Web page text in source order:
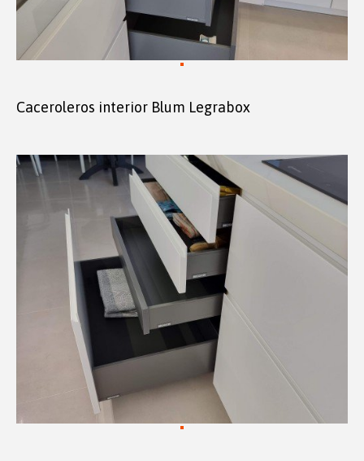
Caceroleros interior Blum Legrabox